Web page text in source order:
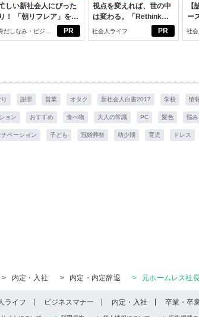
PR
しい新社会人にぴった
り！ 「朝リフレア」をは
めよう。しっかりニオ
イケアして24時間快適。
だしなみ・ビジネ
アイテム
PR
視点を変えれば、世の中
は変わる。「Rethink
PROJECT」がつたえた
社会人ライフ
ー
ブ
社
謝罪 営業 オタク 新社会人白書2017 学校 情
ョン おすすめ 食べ物 大人の常識 PC 髪色 悩み
チベーション 子ども 冠婚葬祭 幼少期 育児 ドレス
> 内定・入社 > 内定・内定辞退 > 元ホームレス社
ライフ ビジネスマナー 内定・入社 卒業・卒